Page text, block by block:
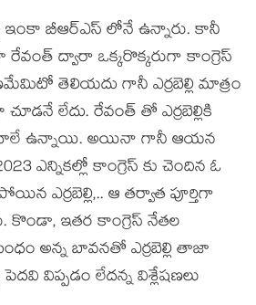
ఇంకా బీఆర్ఎస్ లోనే ఉన్నారు. కానీ
రేవంత్ ద్వారా ఒక్కరొక్కరుగా కాంగ్రెస్
తెలియదు గానీ ఎర్రబెల్లి మాత్రం
లేదు. రేవంత్ తో ఎర్రబెల్లికి
ఉన్నాయి. అయినా గానీ ఆయన
ఎన్నికల్లో కాంగ్రెస్ కు చెందిన ఓ
ఎర్రబెల్లి,.. ఆ తర్వాత పూర్తిగా
ఇతర కాంగ్రెస్ నేతల
అన్న బావనతో ఎర్రబెల్లి తాజా
విప్పడం లేదన్న విశ్లేషణలు